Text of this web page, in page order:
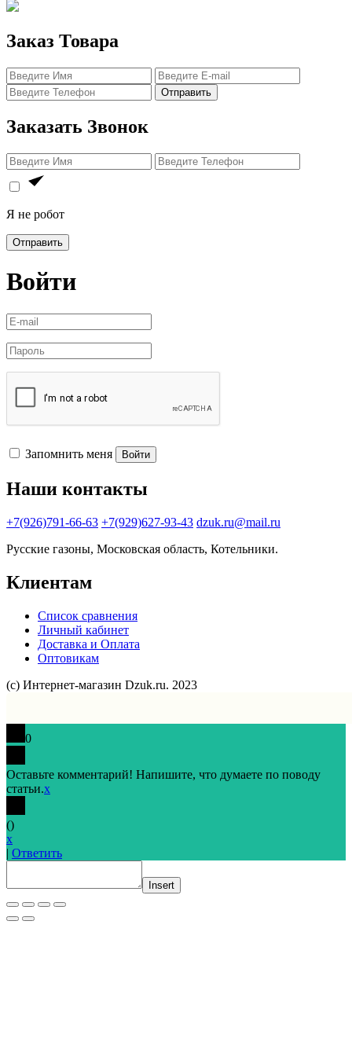
Заказ Товара
Отправить
Заказать Звонок
Я не робот
Отправить
Войти
Запомнить меня Войти
Наши контакты
+7(926)791-66-63 +7(929)627-93-43 dzuk.ru@mail.ru
Русские газоны, Московская область, Котельники.
Клиентам
Список сравнения
Личный кабинет
Доставка и Оплата
Оптовикам
(с) Интернет-магазин Dzuk.ru. 2023
0
Оставьте комментарий! Напишите, что думаете по поводу
статьи.x
()
x
| Ответить
Insert